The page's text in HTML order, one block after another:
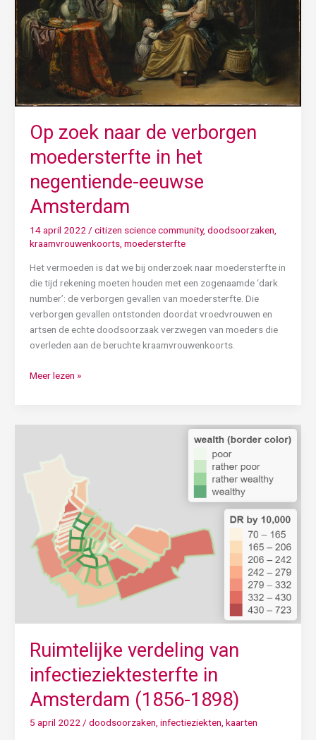
Op zoek naar de verborgen
moedersterfte in het
negentiende-eeuwse
Amsterdam
14 april 2022 / citizen science community, doodsoorzaken
kraamvrouwenkoorts, moedersterfte
Het vermoeden is dat we bij onderzoek naar moedersterfte in
die tijd rekening moeten houden met een zogenaamde ‘dark
number’: de verborgen gevallen van moedersterfte. Die
verborgen gevallen ontstonden doordat vroedvrouwen en
artsen de echte doodsoorzaak verzwegen van moeders die
overleden aan de beruchte kraamvrouwenkoorts.
negentiende-
eeuwse
Amsterdam
Meer lezen »
Ruimtelijke verdeling van
infectieziektesterfte in
Amsterdam (1856-1898)
5 april 2022/ doodsoorzaken, infectieziekten, kaarten
infectieziektesterfte
Amsterdam
1898)